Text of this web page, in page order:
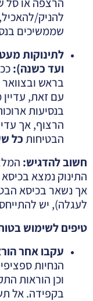
להניק/
שממשיכים
ועד כשנה):
בראש
עם זאת,
בנסיעות
הרצוף, אך
הבטיחותכל
חשוב להדגיש:
התינוק נמצא
אך נשאר בכיסא
לעגלה), יש
טיפים לשימוש
עקבו אחר
הנחיות
וכן הוראות
בקפידה. אל